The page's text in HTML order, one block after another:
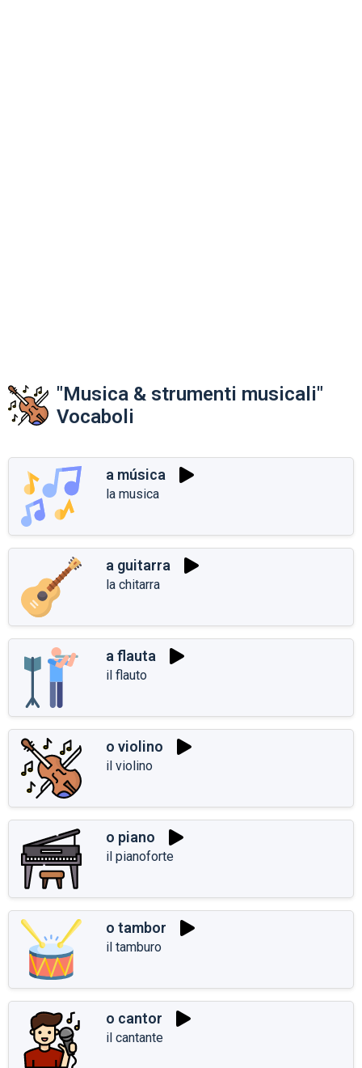
"Musica & strumenti musicali"
Vocaboli
a música
la musica
a guitarra
la chitarra
a flauta
il flauto
o violino
il violino
o piano
il pianoforte
o tambor
il tamburo
o cantor
il cantante